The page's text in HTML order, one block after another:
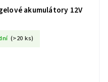
akumulátory 12V
(>20 ks)